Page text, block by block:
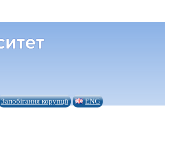
Запобігання корупції ENG